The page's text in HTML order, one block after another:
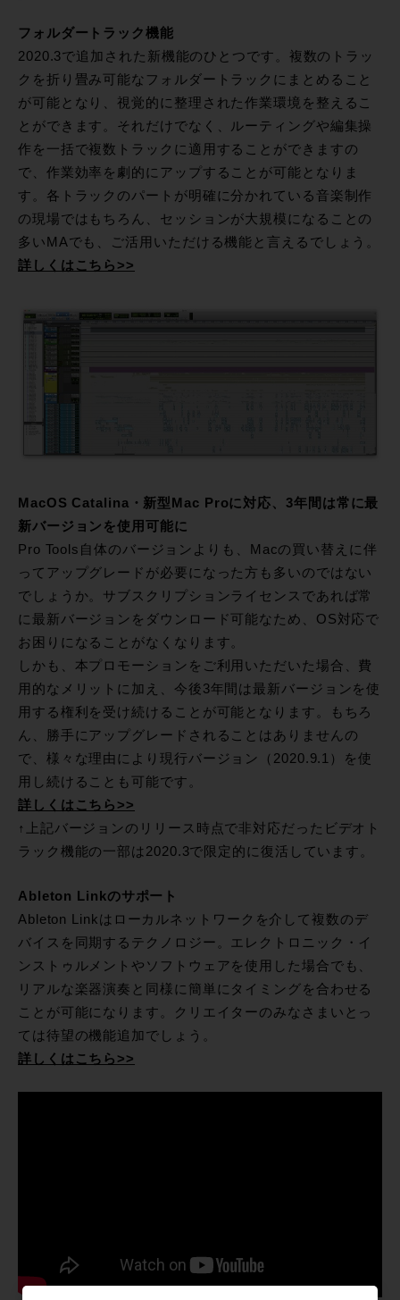
フォルダートラック機能
2020.3で追加された新機能のひとつです。複数のトラッ
クを折り畳み可能なフォルダートラックにまとめること
が可能となり、視覚的に整理された作業環境を整えるこ
とができます。それだけでなく、ルーティングや編集操
作を一括で複数トラックに適用することができますの
で、作業効率を劇的にアップすることが可能となりま
す。各トラックのパートが明確に分かれている音楽制作
の現場ではもちろん、セッションが大規模になることの
多いMAでも、ご活用いただける機能と言えるでしょう。
詳しくはこちら>>
MacOS Catalina・新型Mac Proに対応、3年間は常に最
新バージョンを使用可能に
Pro Tools自体のバージョンよりも、Macの買い替えに伴
ってアップグレードが必要になった方も多いのではない
でしょうか。サブスクリプションライセンスであれば常
に最新バージョンをダウンロード可能なため、OS対応で
お困りになることがなくなります。
しかも、本プロモーションをご利用いただいた場合、費
用的なメリットに加え、今後3年間は最新バージョンを使
用する権利を受け続けることが可能となります。もちろ
ん、勝手にアップグレードされることはありませんの
で、様々な理由により現行バージョン（2020.9.1）を使
用し続けることも可能です。
詳しくはこちら>>
↑上記バージョンのリリース時点で非対応だったビデオト
ラック機能の一部は2020.3で限定的に復活しています。
Ableton Linkのサポート
Ableton Linkはローカルネットワークを介して複数のデ
バイスを同期するテクノロジー。エレクトロニック・イ
ンストゥルメントやソフトウェアを使用した場合でも、
リアルな楽器演奏と同様に簡単にタイミングを合わせる
ことが可能になります。クリエイターのみなさまいとっ
ては待望の機能追加でしょう。
詳しくはこちら>>